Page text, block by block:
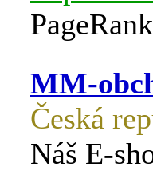
MM-
Česká
Náš E-